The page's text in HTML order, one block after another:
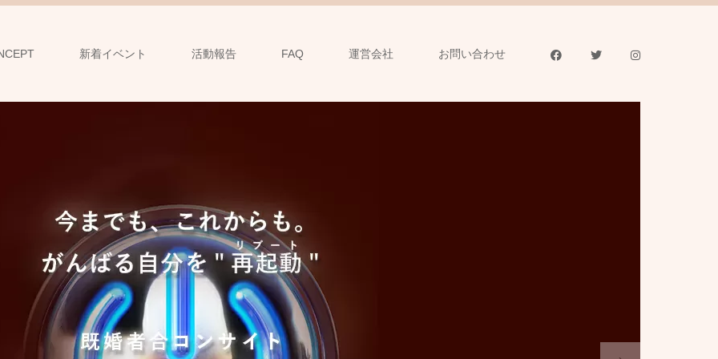
新着イベント 活動報告 FAQ 運営会社 お問い合わせ